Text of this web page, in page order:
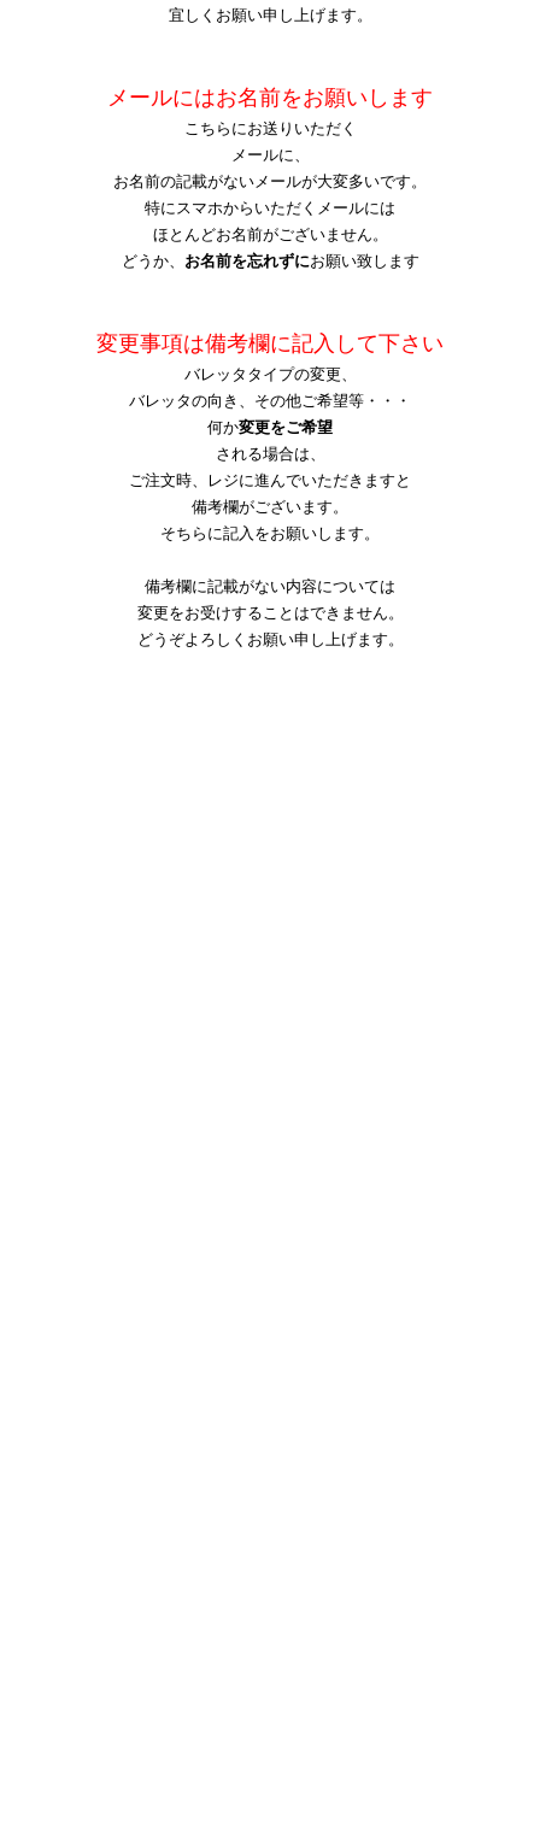
宜しくお願い申し上げます。
メールにはお名前をお願いします
こちらにお送りいただく
メールに、
お名前の記載がないメールが大変多いです。
特にスマホからいただくメールには
ほとんどお名前がございません。
どうか、 お名前を忘れずにお願い致します
変更事項は備考欄に記入して下さい
バレッタタイプの変更、
バレッタの向き、その他ご希望等・・・
何か変更をご希望
される場合は、
ご注文時、レジに進んでいただきますと
備考欄がございます。
そちらに記入をお願いします。
備考欄に記載がない内容については
変更をお受けすることはできません。
どうぞよろしくお願い申し上げます。